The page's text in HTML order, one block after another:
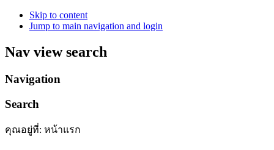
Skip to content
Jump to main navigation and login
Nav view search
Navigation
Search
คุณอยู่ที่: หน้าแรก